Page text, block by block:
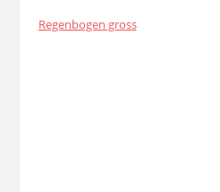
Regenbogen gross